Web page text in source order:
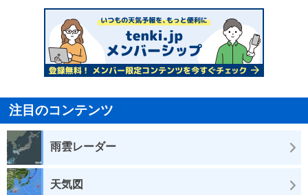
注目のコンテンツ
雨雲レーダー
天気図